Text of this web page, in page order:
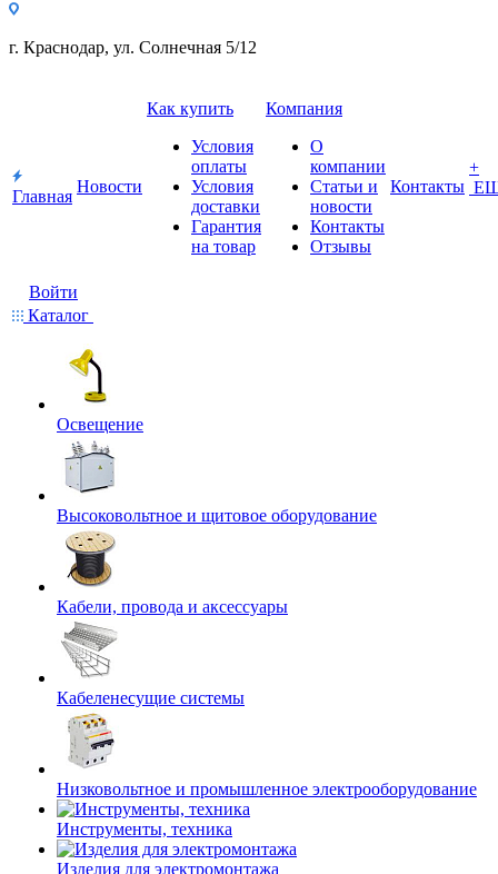
г. Краснодар, ул. Солнечная 5/12
Главная
Новости
Как купить
Условия
оплаты
Условия
доставки
Гарантия
на товар
Компания
О
компании
Статьи и
новости
Контакты
Отзывы
Контакты
+
Войти
Каталог
Освещение
Высоковольтное и щитовое оборудование
Кабели, провода и аксессуары
Кабеленесущие системы
Низковольтное и промышленное электрооборудование
Инструменты, техника
Изделия для электромонтажа